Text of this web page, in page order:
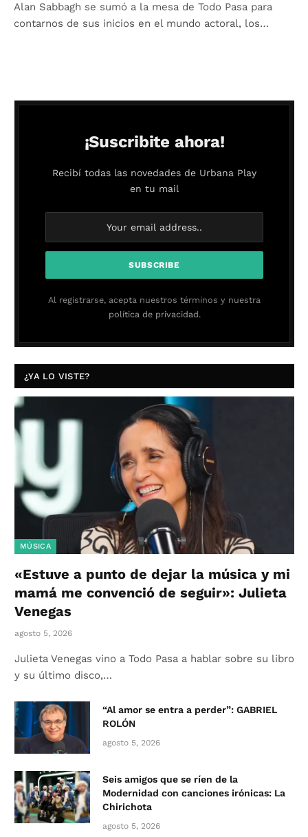
Alan Sabbagh se sumó a la mesa de Todo Pasa para
contarnos de sus inicios en el mundo actoral, los…
¡Suscribite ahora!
Recibí todas las novedades de Urbana Play
en tu mail
Al registrarse, acepta nuestros términos y nuestra
política de privacidad.
¿YA LO VISTE?
MÚSICA
«Estuve a punto de dejar la música y mi
mamá me convenció de seguir»: Julieta
Venegas
agosto 5, 2026
Julieta Venegas vino a Todo Pasa a hablar sobre su libro
y su último disco,…
“Al amor se entra a perder”: GABRIEL
ROLÓN
agosto 5, 2026
Seis amigos que se ríen de la
Modernidad con canciones irónicas: La
Chirichota
agosto 5, 2026